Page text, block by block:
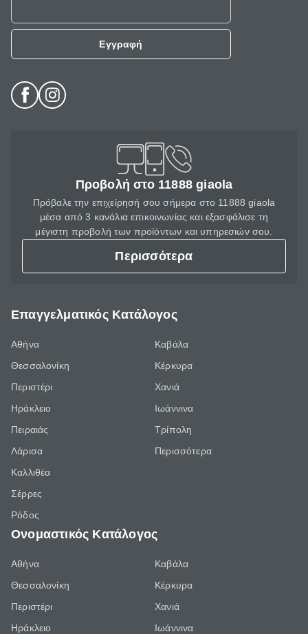
Εγγραφή
Προβολή στο 11888 giaola
Πρόβαλε την επιχείρησή σου σήμερα στο 11888 giaola
μέσα από 3 κανάλια επικοινωνίας και εξασφάλισε τη
μέγιστη προβολή των προϊόντων και υπηρεσιών σου.
Περισσότερα
Επαγγελματικός Κατάλογος
Αθήνα
Θεσσαλονίκη
Περιστέρι
Ηράκλειο
Πειραιάς
Λάρισα
Καλλιθέα
Σέρρες
Ρόδος
Καβάλα
Κέρκυρα
Χανιά
Ιωάννινα
Τρίπολη
Περισσότερα
Ονομαστικός Κατάλογος
Αθήνα
Θεσσαλονίκη
Περιστέρι
Ηράκλειο
Καβάλα
Κέρκυρα
Χανιά
Ιωάννινα